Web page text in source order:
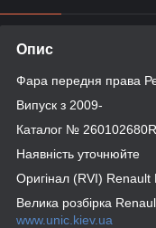
Опис
Фара передня права
Випуск з 2009-
Каталог № 260102680R
Наявність уточнюйте
Оригінал (RVI)
Велика розбірка
www.unic.kiev.ua